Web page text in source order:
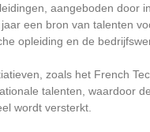
aangeboden door
een bron van talenten
opleiding en de
zoals het French
talenten, waardoor de
wordt versterkt.